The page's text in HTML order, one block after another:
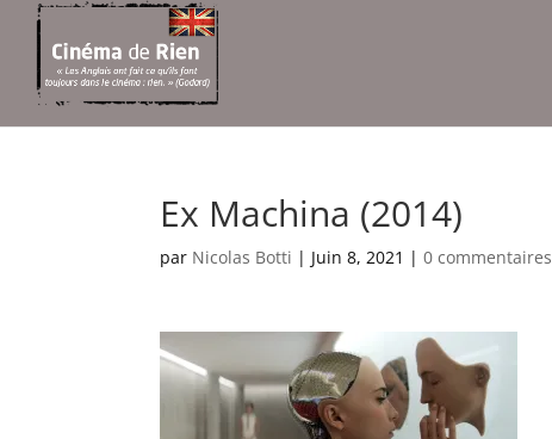
Ex Machina (2014)
par Nicolas Botti | Juin 8, 2021 |0 commentaires